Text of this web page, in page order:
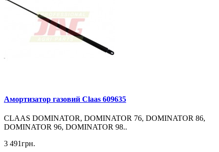
Амортизатор газовий Claas 609635
CLAAS DOMINATOR, DOMINATOR 76, DOMINATOR 86,
DOMINATOR 96, DOMINATOR 98..
3 491грн.